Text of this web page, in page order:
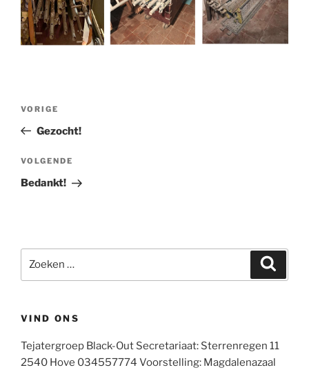
Vorig
bericht
VORIGE
Gezocht!
Volgend
bericht
VOLGENDE
Bedankt!
naar:
VIND ONS
Tejatergroep Black-Out Secretariaat: Sterrenregen 11
2540 Hove 034557774 Voorstelling: Magdalenazaal